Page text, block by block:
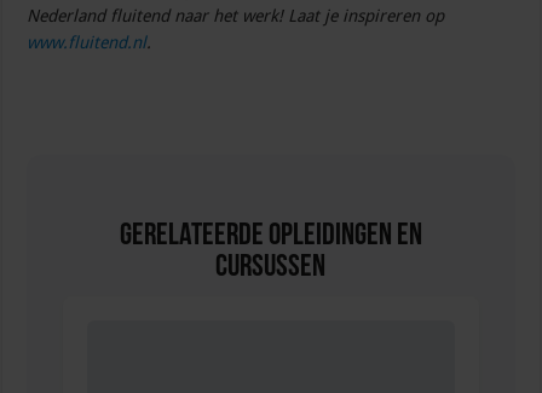
Nederland fluitend naar het werk! Laat je inspireren op
www.fluitend.nl.
Gerelateerde Opleidingen en
Cursussen